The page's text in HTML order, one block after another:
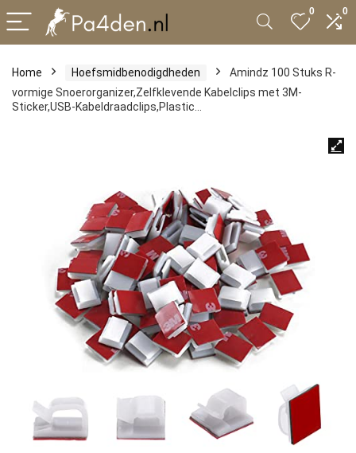
0 0
Home Hoefsmidbenodigdheden
Amindz 100 Stuks R-
vormige Snoerorganizer,Zelfklevende Kabelclips met 3M-
Sticker,USB-Kabeldraadclips,Plastic…